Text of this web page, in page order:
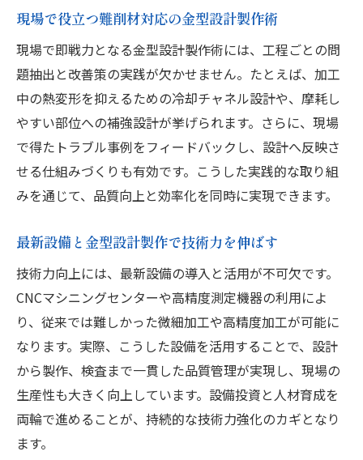
現場で役立つ難削材対応の金型設計製作術
現場で即戦力となる金型設計製作術には、工程ごとの問
題抽出と改善策の実践が欠かせません。たとえば、加工
中の熱変形を抑えるための冷却チャネル設計や、摩耗し
やすい部位への補強設計が挙げられます。さらに、現場
で得たトラブル事例をフィードバックし、設計へ反映さ
せる仕組みづくりも有効です。こうした実践的な取り組
みを通じて、品質向上と効率化を同時に実現できます。
最新設備と金型設計製作で技術力を伸ばす
技術力向上には、最新設備の導入と活用が不可欠です。
CNCマシニングセンターや高精度測定機器の利用によ
り、従来では難しかった微細加工や高精度加工が可能に
なります。実際、こうした設備を活用することで、設計
から製作、検査まで一貫した品質管理が実現し、現場の
生産性も大きく向上しています。設備投資と人材育成を
両輪で進めることが、持続的な技術力強化のカギとなり
ます。